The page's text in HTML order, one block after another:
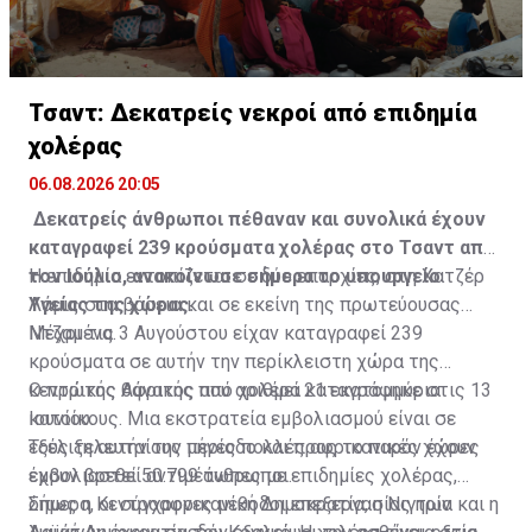
Τσαντ: Δεκατρείς νεκροί από επιδημία
χολέρας
06.08.2026 20:05
Δεκατρείς άνθρωποι πέθαναν και συνολικά έχουν
καταγραφεί 239 κρούσματα χολέρας στο Τσαντ από
τον Ιούλιο, ανακοίνωσε σήμερα το υπουργείο
Υγείας της χώρας.
Η επιδημία εντοπίζεται σε δύο επαρχίες, στη Χατζέρ
Λάμις στα βόρεια και σε εκείνη της πρωτεύουσας
Ντζαμένα.
Μέχρι τις 3 Αυγούστου είχαν καταγραφεί 239
κρούσματα σε αυτήν την περίκλειστη χώρα της
κεντρικής Αφρικής που αριθμεί 21 εκατομμύρια
κατοίκους. Μια εκστρατεία εμβολιασμού είναι σε
εξέλιξη αυτήν την περίοδο και προς το παρόν έχουν
εμβολιαστεί 50.799 άνθρωποι.
Ο πρώτος θάνατος από χολέρα καταγράφηκε στις 13
Ιουνίου.
Τους τελευταίους μήνες πολλές αφρικανικές χώρες
έχουν βρεθεί αντιμέτωπες με επιδημίες χολέρας,
όπως η Κεντροαφρικανική Δημοκρατία, η Νιγηρία και η
Σήμερα, οι σύγχρονες μέθοδοι επεξεργασίας των